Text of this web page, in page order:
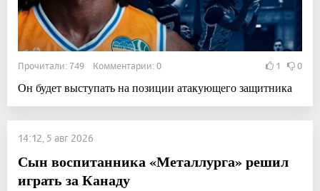
Прочитали: 749 Комментарии: 0 1 0
Он будет выступать на позиции атакующего защитника
14:12, 5 авг 2026
Сын воспитанника «Металлурга» решил
играть за Канаду